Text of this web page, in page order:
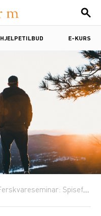
HJELPETILBUD E-KURS
Spiseforstyrrelser og fødselsdepresjon blant menn